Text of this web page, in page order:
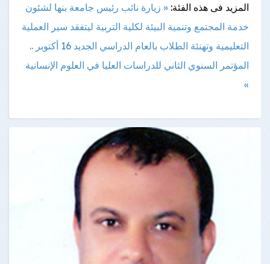
المزيد فى هذه الفئة: « زيارة نائب رئيس جامعة بنها لشئون
خدمة المجتمع وتنمية البيئة لكلية التربية ليتفقد سير العملية
التعليمية وتهنئة الطلاب بالعام الدراسي الجديد
16 أكتوبر ..
المؤتمر السنوي الثاني للدراسات العليا في العلوم الإنسانية
»